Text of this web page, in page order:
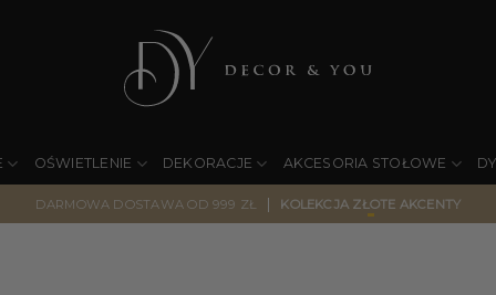
OŚWIETLENIE DEKORACJE AKCESORIA STOŁOWE
DARMOWA DOSTAWA OD 999 ZŁ | KOLEKCJA ZŁOTE AKCENTY